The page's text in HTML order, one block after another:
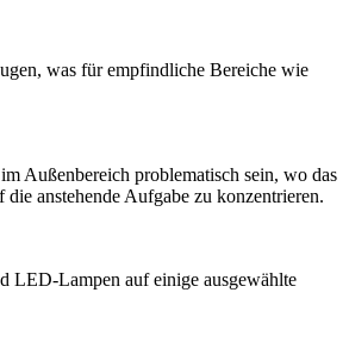
was für empfindliche Bereiche wie
Außenbereich problematisch sein, wo das
anstehende Aufgabe zu konzentrieren.
LED-Lampen auf einige ausgewählte